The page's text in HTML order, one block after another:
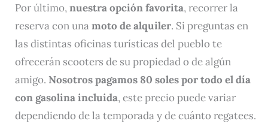
Por último,nuestra opción favorita, recorrer la
reserva con unamoto de alquiler. Si preguntas en
las distintas oficinas turísticas del pueblo te
ofrecerán scooters de su propiedad o de algún
amigo. Nosotros pagamos 80 soles por todo el día
con gasolina incluida, este precio puede variar
dependiendo de la temporada y de cuánto regatees.